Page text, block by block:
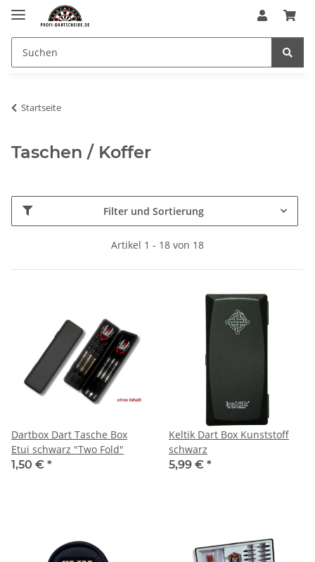
Startseite
Taschen / Koffer
Filter und Sortierung
Artikel 1 - 18 von 18
Dartbox Dart Tasche Box
Etui schwarz "Two Fold"
1,50 € *
Keltik Dart Box Kunststoff
schwarz
5,99 € *